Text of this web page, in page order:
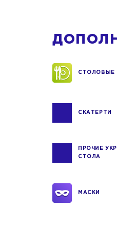
СТОЛОВЫЕ
СКАТЕРТИ
ПРОЧИЕ
СТОЛА
МАСКИ